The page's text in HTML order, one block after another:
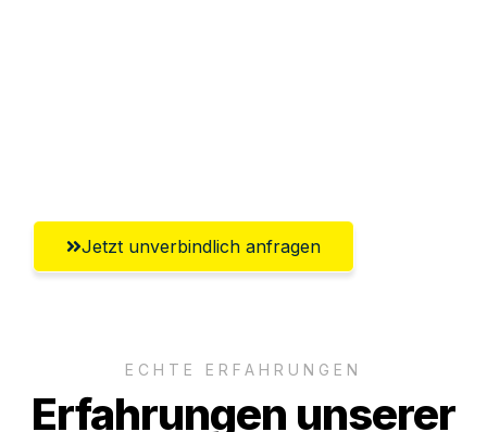
Jetzt unverbindlich anfragen
ECHTE ERFAHRUNGEN
Erfahrungen unserer